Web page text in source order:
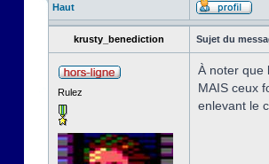
Haut
krusty_benediction Sujet du
Rulez
À noter que
MAIS ceux
enlevant le